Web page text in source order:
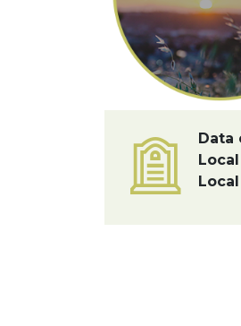
Data